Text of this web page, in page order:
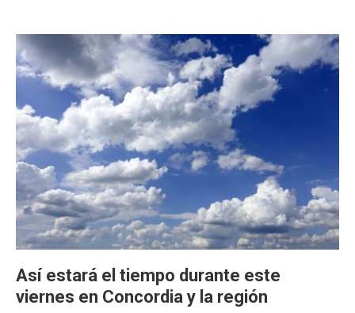
Así estará el tiempo durante este
viernes en Concordia y la región